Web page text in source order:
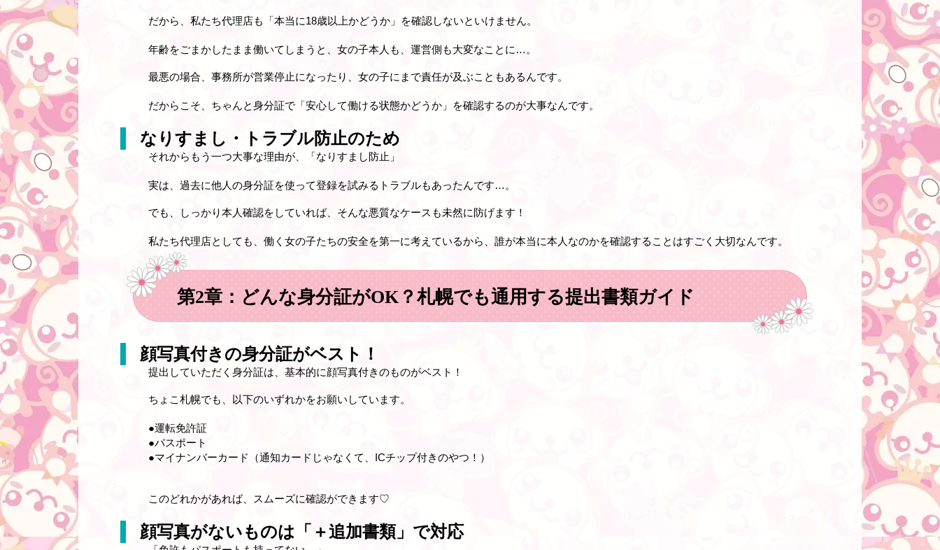
だから、私たち代理店も「本当に18歳以上かどうか」を確認しないといけません。
年齢をごまかしたまま働いてしまうと、女の子本人も、運営側も大変なことに…。
最悪の場合、事務所が営業停止になったり、女の子にまで責任が及ぶこともあるんです。
だからこそ、ちゃんと身分証で「安心して働ける状態かどうか」を確認するのが大事なんです。
なりすまし・トラブル防止のため
それからもう一つ大事な理由が、「なりすまし防止」
実は、過去に他人の身分証を使って登録を試みるトラブルもあったんです…。
でも、しっかり本人確認をしていれば、そんな悪質なケースも未然に防げます！
私たち代理店としても、働く女の子たちの安全を第一に考えているから、 誰が本当に本人なのかを確認することはすごく大切なんです。
第2章：どんな身分証がOK？札幌でも通用する提出書類ガイド
顔写真付きの身分証がベスト！
提出していただく身分証は、基本的に顔写真付きのものがベスト！
ちょこ札幌でも、以下のいずれかをお願いしています。
●運転免許証
●パスポート
●マイナンバーカード（通知カードじゃなくて、ICチップ付きのやつ！）
このどれかがあれば、スムーズに確認ができます♡
顔写真がないものは「＋追加書類」で対応